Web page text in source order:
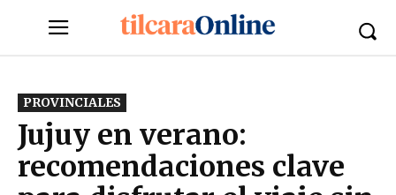
PROVINCIALES
Jujuy en verano:
recomendaciones clave